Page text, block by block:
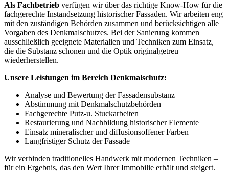
Als Fachbetrieb verfügen wir über das richtige Know-How für die
fachgerechte Instandsetzung historischer Fassaden. Wir arbeiten eng
mit den zuständigen Behörden zusammen und berücksichtigen alle
Vorgaben des Denkmalschutzes. Bei der Sanierung kommen
ausschließlich geeignete Materialien und Techniken zum Einsatz,
die die Substanz schonen und die Optik originalgetreu
wiederherstellen.
Unsere Leistungen im Bereich Denkmalschutz:
Analyse und Bewertung der Fassadensubstanz
Abstimmung mit Denkmalschutzbehörden
Fachgerechte Putz-u. Stuckarbeiten
Restaurierung und Nachbildung historischer Elemente
Einsatz mineralischer und diffusionsoffener Farben
Langfristiger Schutz der Fassade
Wir verbinden traditionelles Handwerk mit modernen Techniken –
für ein Ergebnis, das den Wert Ihrer Immobilie erhält und steigert.